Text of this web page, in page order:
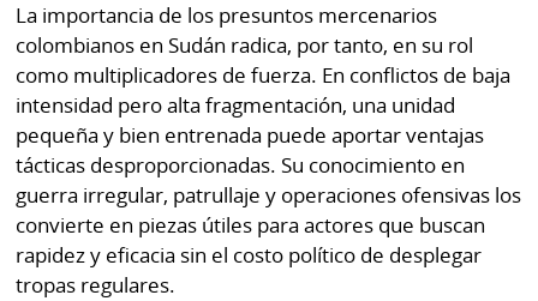
La importancia de los presuntos mercenarios
colombianos en Sudán radica, por tanto, en su rol
como multiplicadores de fuerza. En conflictos de baja
intensidad pero alta fragmentación, una unidad
pequeña y bien entrenada puede aportar ventajas
tácticas desproporcionadas. Su conocimiento en
guerra irregular, patrullaje y operaciones ofensivas los
convierte en piezas útiles para actores que buscan
rapidez y eficacia sin el costo político de desplegar
tropas regulares.